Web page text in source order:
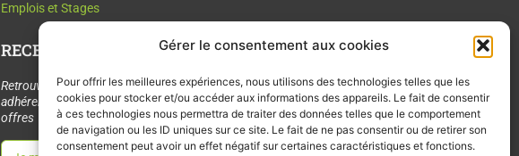
Gérer le consentement aux cookies
Pour offrir les meilleures expériences, nous utilisons des technologies telles que les
cookies pour stocker et/ou accéder aux informations des appareils. Le fait de consentir
à ces technologies nous permettra de traiter des données telles que le comportement
de navigation ou les ID uniques sur ce site. Le fait de ne pas consentir ou de retirer son
consentement peut avoir un effet négatif sur certaines caractéristiques et fonctions.
Emplois et Stages
RECEVOIR L'ACTU DE LA FILIÈRE
Retrouvez tous les mois les articles terrain de nos
adhérents, les rendez-vous importants de la filière, nos
offres de stages et d’emplois…